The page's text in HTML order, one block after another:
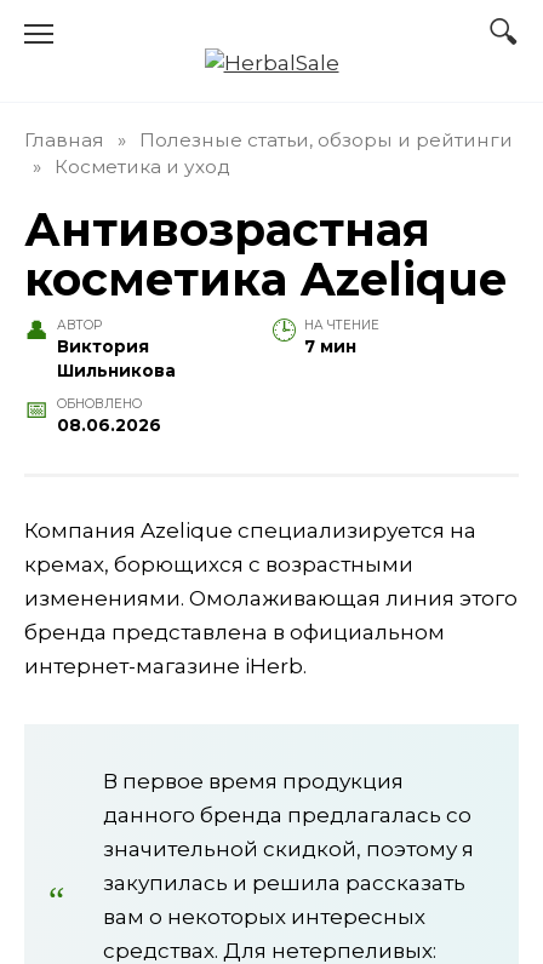
Главная »
Полезные статьи, обзоры и рейтинги
»
Косметика и уход
Антивозрастная
косметика Azelique
АВТОР
Виктория
Шильникова
НА ЧТЕНИЕ
7 мин
ОБНОВЛЕНО
08.06.2026
Компания Azelique специализируется на
кремах, борющихся с возрастными
изменениями. Омолаживающая линия этого
бренда представлена в официальном
интернет-магазине iHerb.
В первое время продукция
данного бренда предлагалась со
значительной скидкой, поэтому я
закупилась и решила рассказать
вам о некоторых интересных
средствах. Для нетерпеливых: